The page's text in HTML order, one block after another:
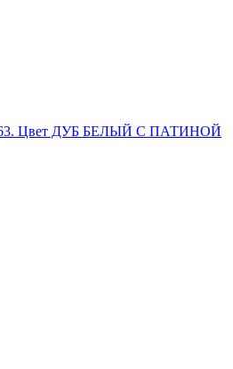
Цвет ДУБ БЕЛЫЙ С ПАТИНОЙ